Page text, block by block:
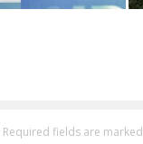
Required fields are marked